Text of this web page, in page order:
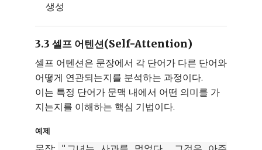
생성
3.3 셀프 어텐션(Self-Attention)
셀프 어텐션은 문장에서 각 단어가 다른 단어와
어떻게 연관되는지를 분석하는 과정이다.
이는 특정 단어가 문맥 내에서 어떤 의미를 가
지는지를 이해하는 핵심 기법이다.
예제